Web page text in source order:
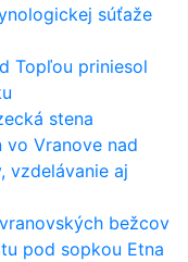
súťaže
Topľou priniesol
stena
vo Vranove nad
vzdelávanie aj
bežcov
pod sopkou Etna